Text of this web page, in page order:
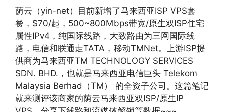
荫云（yin-net）目前新增了马来西亚ISP VPS套
餐，$70/起，500~800Mbps带宽/原生双ISP住宅
属性IPv4，纯国际线路，大致路由为三网国际线
路，电信和联通走TATA，移动TMNet。上游ISP提
供商为马来西亚TM TECHNOLOGY SERVICES
SDN. BHD.，也就是马来西亚电信巨头 Telekom
Malaysia Berhad（TM） 的全资子公司。这篇笔记
就来测评该商家的荫云马来西亚双ISP/原生IP